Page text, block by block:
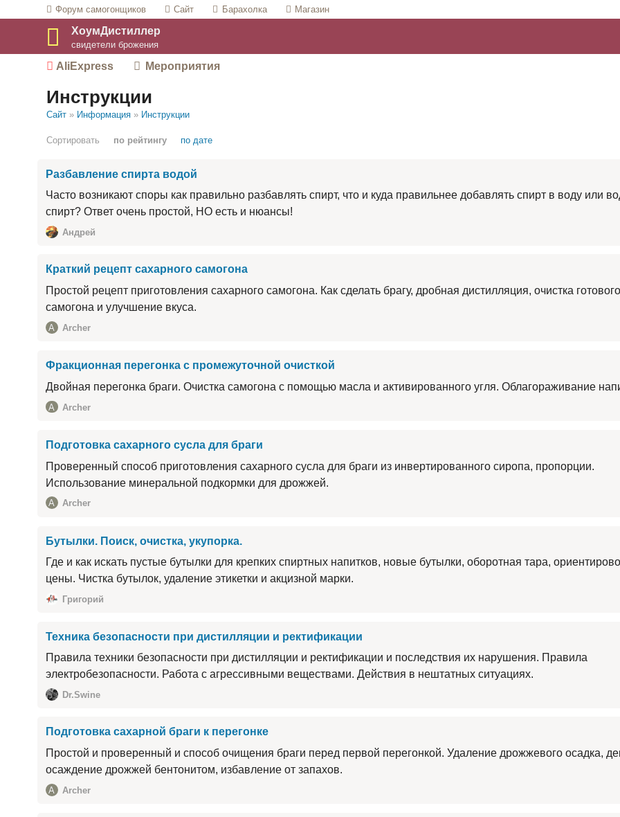
Форум самогонщиков Сайт Барахолка Магазин
ХоумДистиллер
свидетели брожения
AliExpress Мероприятия
Инструкции
Сайт» Информация» Инструкции
Сортировать по рейтингу по дате
Разбавление спирта водой
Часто возникают споры как правильно разбавлять спирт, что и куда правильнее добавлять спирт в воду или
спирт? Ответ очень простой, НО есть и нюансы!
Андрей
Краткий рецепт сахарного самогона
Простой рецепт приготовления сахарного самогона. Как сделать брагу, дробная дистилляция, очистка готового
самогона и улучшение вкуса.
A Archer
Фракционная перегонка с промежуточной очисткой
Двойная перегонка браги. Очистка самогона с помощью масла и активированного угля. Облагораживание
A Archer
Подготовка сахарного сусла для браги
Проверенный способ приготовления сахарного сусла для браги из инвертированного сиропа, пропорции.
Использование минеральной подкормки для дрожжей.
A Archer
Бутылки. Поиск, очистка, укупорка.
Где и как искать пустые бутылки для крепких спиртных напитков, новые бутылки, оборотная тара,
цены. Чистка бутылок, удаление этикетки и акцизной марки.
Григорий
Техника безопасности при дистилляции и ректификации
Правила техники безопасности при дистилляции и ректификации и последствия их нарушения. Правила
электробезопасности. Работа с агрессивными веществами. Действия в нештатных ситуациях.
Dr.Swine
Подготовка сахарной браги к перегонке
Простой и проверенный и способ очищения браги перед первой перегонкой. Удаление дрожжевого осадка,
осаждение дрожжей бентонитом, избавление от запахов.
A Archer